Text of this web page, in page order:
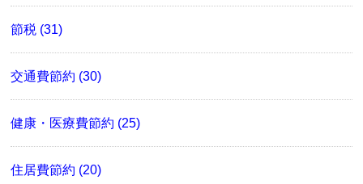
節税 (31)
交通費節約 (30)
健康・医療費節約 (25)
住居費節約 (20)